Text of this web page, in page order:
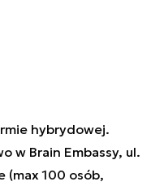
hybrydowej.
w Brain Embassy, ul.
(max 100 osób,